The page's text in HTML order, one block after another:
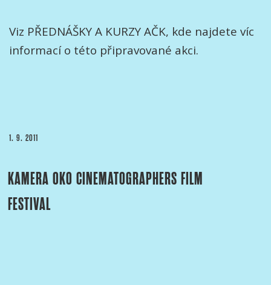
Viz PŘEDNÁŠKY A KURZY AČK, kde najdete víc
informací o této připravované akci.
PUBLIKOVÁNO
1. 9. 2011
KAMERA OKO CINEMATOGRAPHERS FILM
FESTIVAL